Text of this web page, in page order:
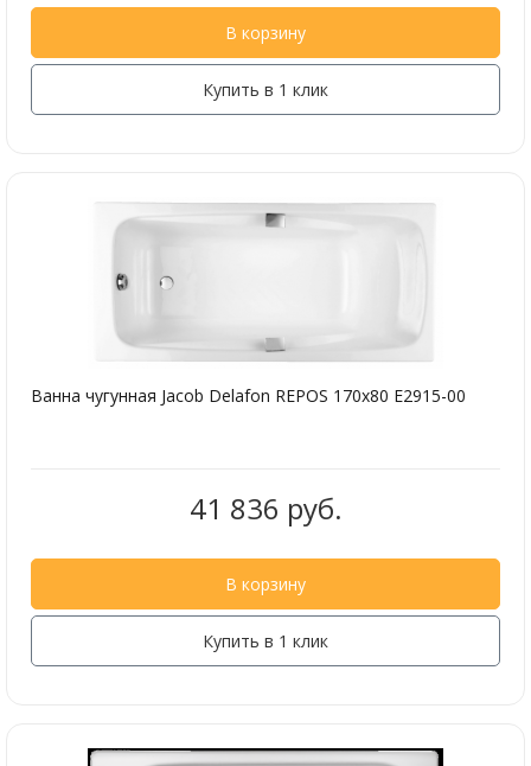
В корзину
Купить в 1 клик
Ванна чугунная Jacob Delafon REPOS 170х80 E2915-00
41 836 руб.
В корзину
Купить в 1 клик